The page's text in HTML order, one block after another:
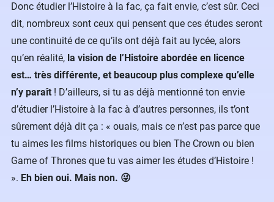
Donc étudier l’Histoire à la fac, ça fait envie, c’est sûr. Ceci
dit, nombreux sont ceux qui pensent que ces études seront
une continuité de ce qu’ils ont déjà fait au lycée, alors
qu’en réalité, la vision de l’Histoire abordée en licence
est… très différente, et beaucoup plus complexe qu’elle
n’y paraît ! D’ailleurs, si tu as déjà mentionné ton envie
d’étudier l’Histoire à la fac à d’autres personnes, ils t’ont
sûrement déjà dit ça : « ouais, mais ce n’est pas parce que
tu aimes les films historiques ou bien The Crown ou bien
Game of Thrones que tu vas aimer les études d’Histoire !
». Eh bien oui. Mais non. 😜